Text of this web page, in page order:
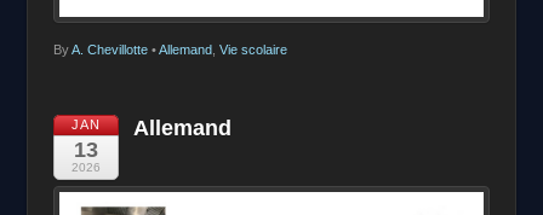
ByA. Chevillotte• Allemand, Vie scolaire
JAN
13
2026
Allemand